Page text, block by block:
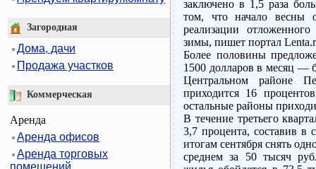
Загородная
Дома, дачи
Продажа участков
Коммерческая
Аренда
Аренда офисов
Аренда торговых
помещений
заключено в 1,5 раза
том, что начало весны
реализации
зимы, пишет портал
Более половины
1500 долларов в месяц —
Центральном районе
приходится 16
остальные районы
В течение третьего
3,7 процента, составив в
итогам сентября снять
среднем за 50 тысяч